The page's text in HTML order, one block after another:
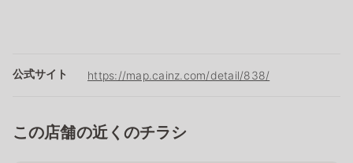
公式サイト https://map.cainz.com/detail/838/
この店舗の近くのチラシ